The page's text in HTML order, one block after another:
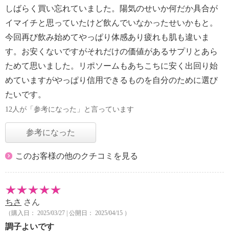
しばらく買い忘れていました。陽気のせいか何だか具合が
イマイチと思っていたけど飲んでいなかったせいかもと。
今回再び飲み始めてやっぱり体感あり疲れも肌も違いま
す。お安くないですがそれだけの価値があるサプリとあら
ためて思いました。リポソームもあちこちに安く出回り始
めていますがやっぱり信用できるものを自分のために選び
たいです。
12人が「参考になった」と言っています
参考になった
このお客様の他のクチコミを見る
ちさ さん
（購入日： 2025/03/27 | 公開日： 2025/04/15 ）
調子よいです